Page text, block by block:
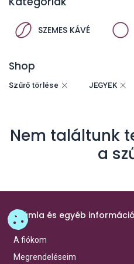
SZEMES KÁVÉ
Shop
Szűrő törlése JEGYEK
Nem találtunk
a
Számla és egyéb
A fiókom
Megrendeléseim